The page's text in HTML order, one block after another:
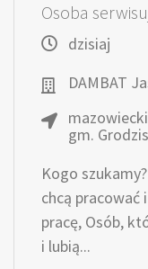
Osoba
dzisiaj
DAMBAT
gm.
Kogo
chcą pracować
pracę, Osób,
i lubią...